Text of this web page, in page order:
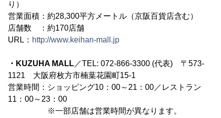
り）
営業面積：約28,300平方メートル（京阪百貨店含む）
店舗数 ：約170店舗
URL： http://www.keihan-mall.jp
・KUZUHA MALL／TEL: 072-866-3300 (代表) 〒573-
1121 大阪府枚方市楠葉花園町15-1
営業時間：ショッピング10：00～21：00／レストラン
11：00～23：00
※一部店舗は営業時間が異なります。